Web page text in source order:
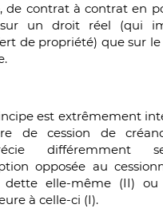
de contrat à contrat en
un droit réel (qui
de propriété) que sur
est extrêmement
de cession de
différemment
opposée au
elle-même (II) ou
à celle-ci (I).